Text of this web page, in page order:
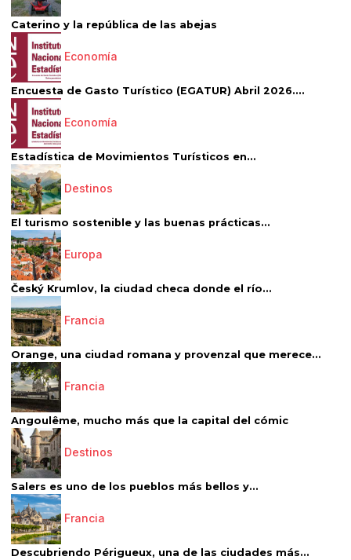
Caterino y la república de las abejas
Economía
Encuesta de Gasto Turístico (EGATUR) Abril 2026....
Economía
Estadística de Movimientos Turísticos en...
Destinos
El turismo sostenible y las buenas prácticas...
Europa
Český Krumlov, la ciudad checa donde el río...
Francia
Orange, una ciudad romana y provenzal que merece...
Francia
Angoulême, mucho más que la capital del cómic
Destinos
Salers es uno de los pueblos más bellos y...
Francia
Descubriendo Périgueux, una de las ciudades más...